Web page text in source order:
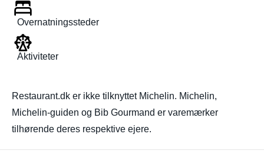
Overnatningssteder
Aktiviteter
Restaurant.dk er ikke tilknyttet Michelin. Michelin,
Michelin-guiden og Bib Gourmand er varemærker
tilhørende deres respektive ejere.